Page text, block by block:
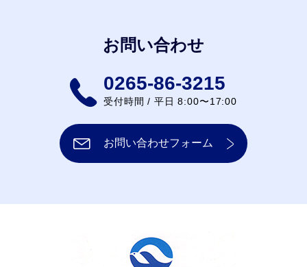
お問い合わせ
0265-86-3215
受付時間 / 平日 8:00〜17:00
お問い合わせフォーム